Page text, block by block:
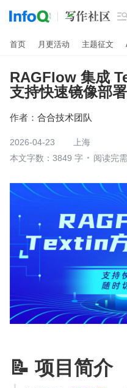

首页 月更活动 主题征文
RAGFlow 集成
支持快速镜像部
作者： 合合技术团队
2026-04-23
上海
本文字数：3849 字
阅读完
📝 项目简介